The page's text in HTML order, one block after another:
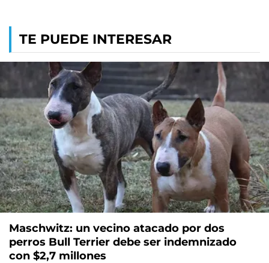
TE PUEDE INTERESAR
Maschwitz: un vecino atacado por dos
perros Bull Terrier debe ser indemnizado
con $2,7 millones